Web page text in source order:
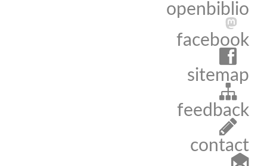
openbiblio
facebook
sitemap
feedback
contact